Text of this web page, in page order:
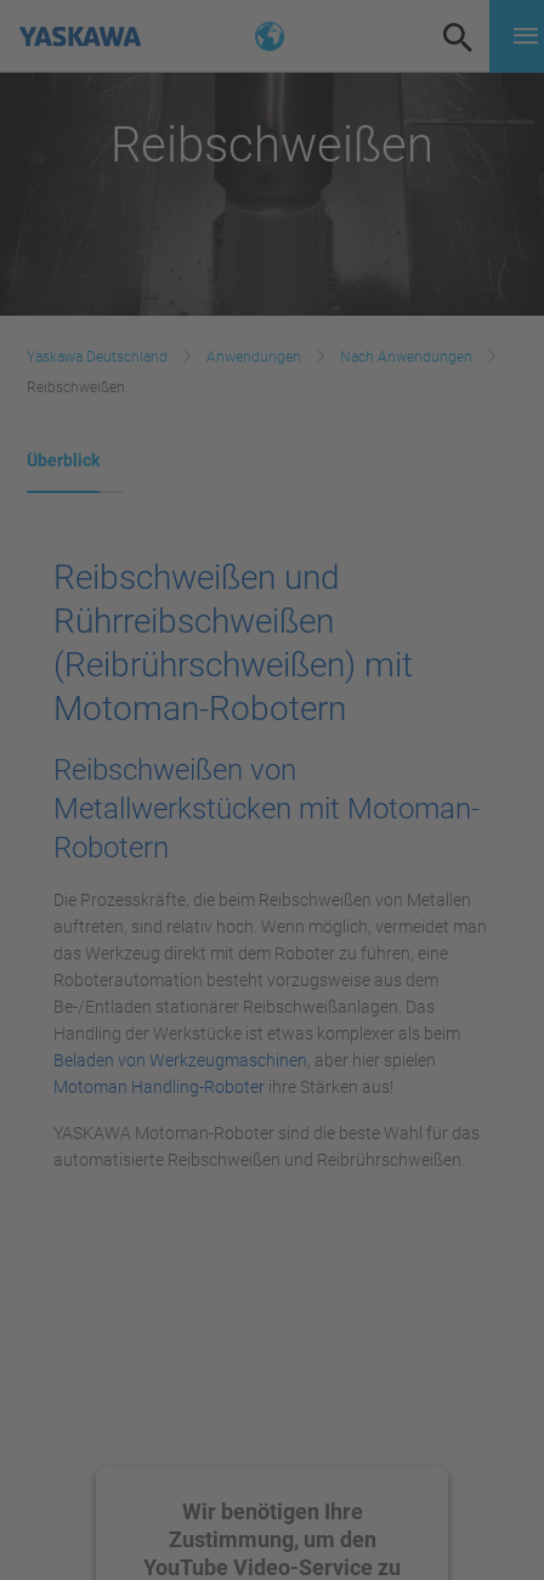
Reibschweißen
Yaskawa Deutschland Anwendungen
Nach Anwendungen
Reibschweißen
Überblick
Reibschweißen und
Rührreibschweißen
(Reibrührschweißen) mit
Motoman-Robotern
Reibschweißen von
Metallwerkstücken mit Motoman-
Robotern
Die Prozesskräfte, die beim Reibschweißen von Metallen
auftreten, sind relativ hoch. Wenn möglich, vermeidet man
das Werkzeug direkt mit dem Roboter zu führen, eine
Roboterautomation besteht vorzugsweise aus dem
Be-/Entladen stationärer Reibschweißanlagen. Das
Handling der Werkstücke ist etwas komplexer als beim
Beladen von Werkzeugmaschinen , aber hier spielen
Motoman Handling-Roboter ihre Stärken aus!
YASKAWA Motoman-Roboter sind die beste Wahl für das
automatisierte Reibschweißen und Reibrührschweißen.
Wir benötigen Ihre
Zustimmung, um den
YouTube Video-Service zu